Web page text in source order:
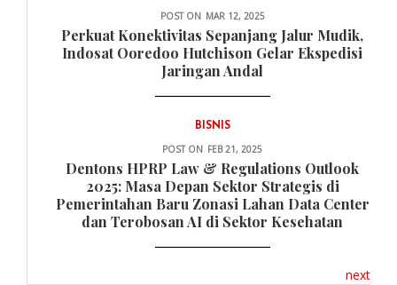
POST ON MAR 12, 2025
Perkuat Konektivitas Sepanjang Jalur Mudik,
Indosat Ooredoo Hutchison Gelar Ekspedisi
Jaringan Andal
BISNIS
POST ON FEB 21, 2025
Dentons HPRP Law & Regulations Outlook
2025: Masa Depan Sektor Strategis di
Pemerintahan Baru Zonasi Lahan Data Center
dan Terobosan AI di Sektor Kesehatan
next